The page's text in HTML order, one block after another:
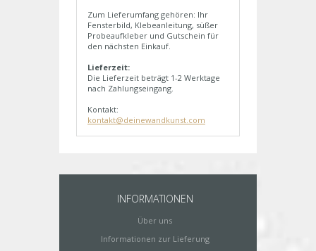
Zum Lieferumfang gehören: Ihr
Fensterbild, Klebeanleitung, süßer
Probeaufkleber und Gutschein für
den nächsten Einkauf.
Lieferzeit:
Die Lieferzeit beträgt 1-2 Werktage
nach Zahlungseingang.
Kontakt:
kontakt@deinewandkunst.com
INFORMATIONEN
Über uns
Informationen zur Lieferung